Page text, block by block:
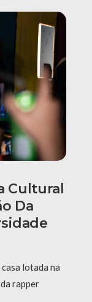
Cultural
Da
lotada na
rapper